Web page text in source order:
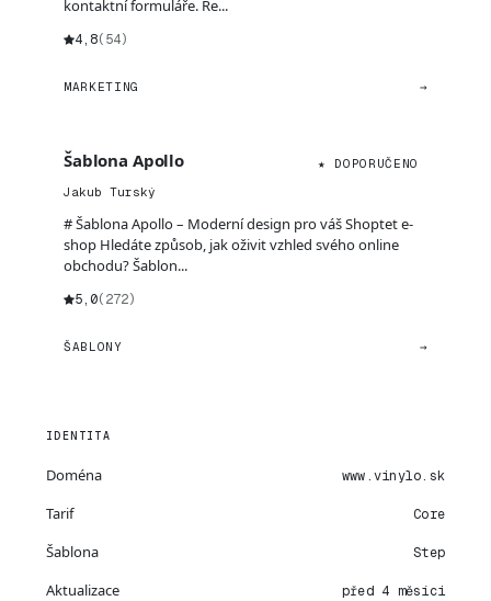
kontaktní formuláře. Ře...
4,8(54)
MARKETING →
Šablona Apollo
★ DOPORUČENO
Jakub Turský
# Šablona Apollo – Moderní design pro váš Shoptet e-
shop Hledáte způsob, jak oživit vzhled svého online
obchodu? Šablon...
5,0(272)
ŠABLONY →
IDENTITA
Doména www.vinylo.sk
Tarif Core
Šablona Step
Aktualizace před 4 měsíci